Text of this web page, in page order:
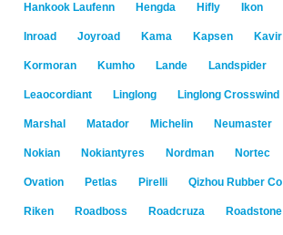
Hankook Laufenn Hengda Hifly Ikon
Inroad Joyroad Kama Kapsen Kavir
Kormoran Kumho Lande Landspider
Leaocordiant Linglong Linglong Crosswind
Marshal Matador Michelin Neumaster
Nokian Nokiantyres Nordman Nortec
Ovation Petlas Pirelli Qizhou Rubber Co
Riken Roadboss Roadcruza Roadstone